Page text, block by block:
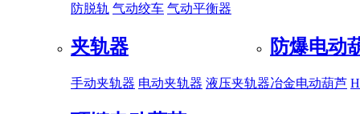
防脱轨 气动绞车 气动平衡器
夹轨器
手动夹轨器 电动夹轨器 液压夹轨器
防爆电动
冶金电动葫芦